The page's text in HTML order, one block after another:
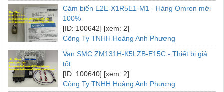
Cảm biến E2E-X1R5E1-M1 - Hàng Omron mới
100%
[ID: 100642] [xem: 2]
Công Ty TNHH Hoàng Anh Phương
Van SMC ZM131H-K5LZB-E15C - Thiết bị giá
tốt
[ID: 100640] [xem: 2]
Công Ty TNHH Hoàng Anh Phương